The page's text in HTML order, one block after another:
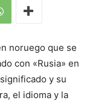
noruego que se
con «Rusia» en
y su
el idioma y la